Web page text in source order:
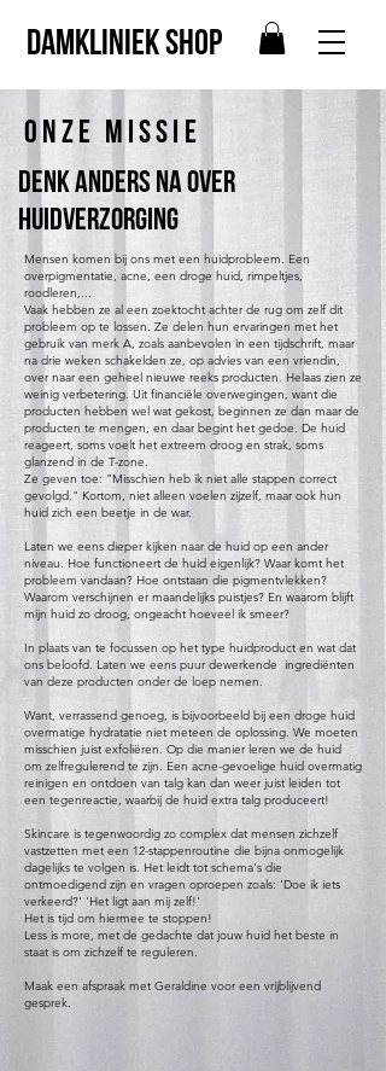
Damkliniek shop
ONZE MISSIE
Denk anders na over
huidverzorging
Mensen komen bij ons met een huidprobleem. Een
overpigmentatie, acne, een droge huid, rimpeltjes,
roodleren,...
Vaak hebben ze al een zoektocht achter de rug om zelf dit
probleem op te lossen. Ze delen hun ervaringen met het
gebruik van merk A, zoals aanbevolen in een tijdschrift, maar
na drie weken schakelden ze, op advies van een vriendin,
over naar een geheel nieuwe reeks producten. Helaas zien ze
weinig verbetering. Uit financiële overwegingen, want die
producten hebben wel wat gekost, beginnen ze dan maar de
producten te mengen, en daar begint het gedoe. De huid
reageert, soms voelt het extreem droog en strak, soms
glanzend in de T-zone.
Ze geven toe: "Misschien heb ik niet alle stappen correct
gevolgd." Kortom, niet alleen voelen zijzelf, maar ook hun
huid zich een beetje in de war.
Laten we eens dieper kijken naar de huid op een ander
niveau. Hoe functioneert de huid eigenlijk? Waar komt het
probleem vandaan? Hoe ontstaan die pigmentvlekken?
Waarom verschijnen er maandelijks puistjes? En waarom blijft
mijn huid zo droog, ongeacht hoeveel ik smeer?
In plaats van te focussen op het type huidproduct en wat dat
ons beloofd. Laten we eens puur dewerkende ingrediënten
van deze producten onder de loep nemen.
Want, verrassend genoeg, is bijvoorbeeld bij een droge huid
overmatige hydratatie niet meteen de oplossing. We moeten
misschien juist exfoliëren. Op die manier leren we de huid
om zelfregulerend te zijn. Een acne-gevoelige huid overmatig
reinigen en ontdoen van talg kan dan weer juist leiden tot
een tegenreactie, waarbij de huid extra talg produceert!
Skincare is tegenwoordig zo complex dat mensen zichzelf
vastzetten met een 12-stappenroutine die bijna onmogelijk
dagelijks te volgen is. Het leidt tot schema's die
ontmoedigend zijn en vragen oproepen zoals: 'Doe ik iets
verkeerd?' 'Het ligt aan mij zelf!'
Het is tijd om hiermee te stoppen!
Less is more, met de gedachte dat jouw huid het beste in
staat is om zichzelf te reguleren.
Maak een afspraak met Geraldine voor een vrijblijvend
gesprek.